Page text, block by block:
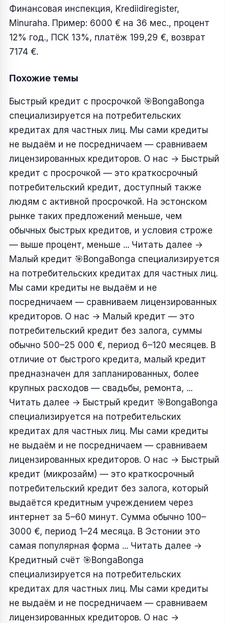
Финансовая инспекция, Krediidiregister,
Minuraha. Пример: 6000 € на 36 мес., процент
12% год., ПСК 13%, платёж 199,29 €, возврат
7174 €.
Похожие темы
Быстрый кредит с просрочкой 🎯BongaBonga
специализируется на потребительских
кредитах для частных лиц. Мы сами кредиты
не выдаём и не посредничаем — сравниваем
лицензированных кредиторов. О нас → Быстрый
кредит с просрочкой — это краткосрочный
потребительский кредит, доступный также
людям с активной просрочкой. На эстонском
рынке таких предложений меньше, чем
обычных быстрых кредитов, и условия строже
— выше процент, меньше ... Читать далее →
Малый кредит 🎯BongaBonga специализируется
на потребительских кредитах для частных лиц.
Мы сами кредиты не выдаём и не
посредничаем — сравниваем лицензированных
кредиторов. О нас → Малый кредит — это
потребительский кредит без залога, суммы
обычно 500–25 000 €, период 6–120 месяцев. В
отличие от быстрого кредита, малый кредит
предназначен для запланированных, более
крупных расходов — свадьбы, ремонта, ...
Читать далее → Быстрый кредит 🎯BongaBonga
специализируется на потребительских
кредитах для частных лиц. Мы сами кредиты
не выдаём и не посредничаем — сравниваем
лицензированных кредиторов. О нас → Быстрый
кредит (микрозайм) — это краткосрочный
потребительский кредит без залога, который
выдаётся кредитным учреждением через
интернет за 5–60 минут. Сумма обычно 100–
3000 €, период 1–24 месяца. В Эстонии это
самая популярная форма ... Читать далее →
Кредитный счёт 🎯BongaBonga
специализируется на потребительских
кредитах для частных лиц. Мы сами кредиты
не выдаём и не посредничаем — сравниваем
лицензированных кредиторов. О нас →